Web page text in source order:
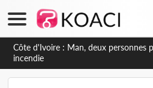
Côte d'Ivoire : Séileu, la célébration
transformée en vaste campagne
dépigmentants dangereux